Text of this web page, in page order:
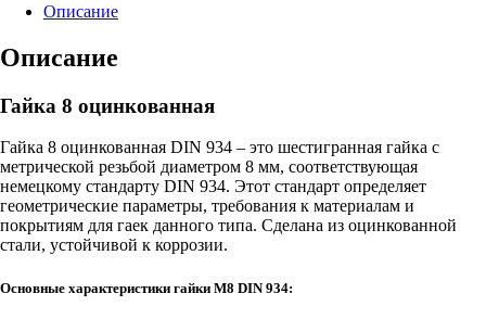
Описание
Описание
Гайка 8 оцинкованная
Гайка 8 оцинкованная DIN 934 – это шестигранная гайка с
метрической резьбой диаметром 8 мм, соответствующая
немецкому стандарту DIN 934. Этот стандарт определяет
геометрические параметры, требования к материалам и
покрытиям для гаек данного типа. Сделана из оцинкованной
стали, устойчивой к коррозии.
Основные характеристики гайки М8 DIN 934: